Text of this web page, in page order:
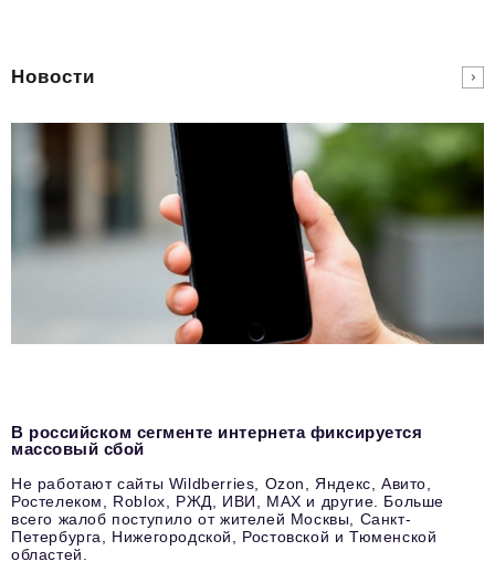
Новости
В российском сегменте интернета фиксируется
массовый сбой
Не работают сайты Wildberries, Ozon, Яндекс, Авито,
Ростелеком, Roblox, РЖД, ИВИ, MAX и другие. Больше
всего жалоб поступило от жителей Москвы, Санкт-
Петербурга, Нижегородской, Ростовской и Тюменской
областей.